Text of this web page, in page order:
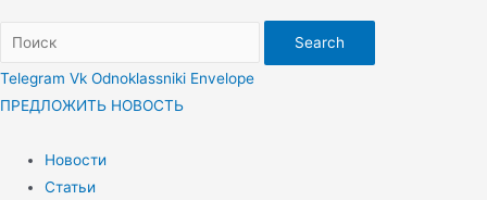
Search
Telegram Vk Odnoklassniki Envelope
ПРЕДЛОЖИТЬ НОВОСТЬ
Новости
Статьи